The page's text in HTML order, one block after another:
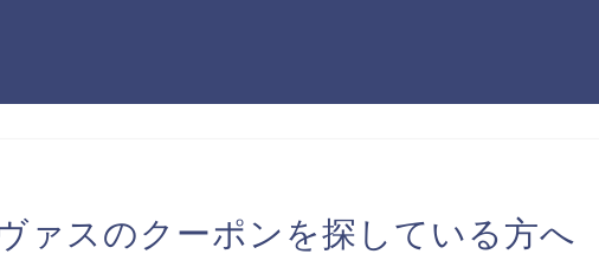
ァスのクーポンを探している方へ